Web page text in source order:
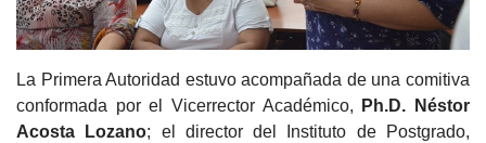
La Primera Autoridad estuvo acompañada de una comitiva
conformada por el Vicerrector Académico,
Ph.D. Néstor
Acosta Lozano; el director del Instituto de Postgrado,